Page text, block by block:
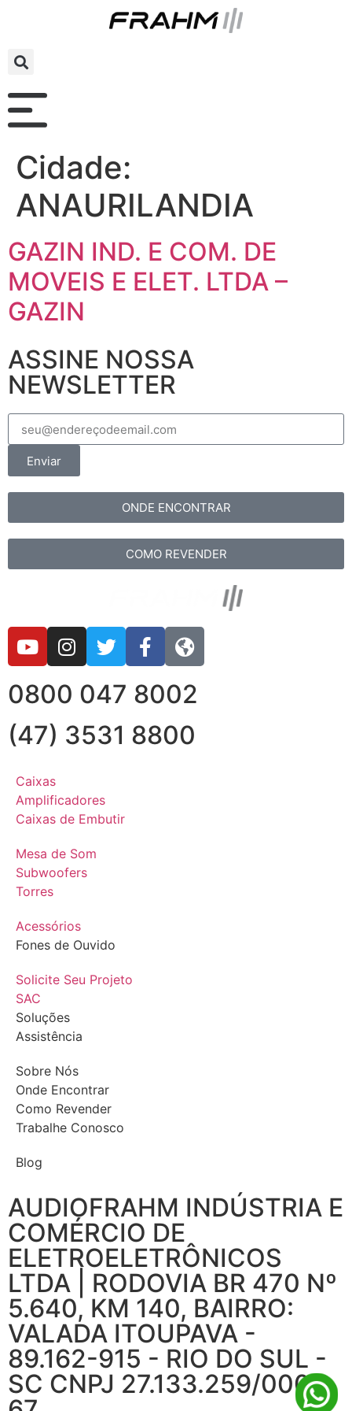
Cidade:
ANAURILANDIA
GAZIN IND. E COM. DE
MOVEIS E ELET. LTDA –
GAZIN
ASSINE NOSSA
NEWSLETTER
Enviar
ONDE ENCONTRAR
COMO REVENDER
0800 047 8002
(47) 3531 8800
Caixas
Amplificadores
Caixas de Embutir
Mesa de Som
Subwoofers
Torres
Acessórios
Fones de Ouvido
Solicite Seu Projeto
SAC
Soluções
Assistência
Sobre Nós
Onde Encontrar
Como Revender
Trabalhe Conosco
Blog
AUDIOFRAHM INDÚSTRIA E
COMÉRCIO DE
ELETROELETRÔNICOS
LTDA | RODOVIA BR 470 Nº
5.640, KM 140, BAIRRO:
VALADA ITOUPAVA -
89.162-915 - RIO DO SUL -
SC CNPJ 27.133.259/0001-